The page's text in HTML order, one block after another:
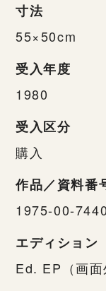
寸法
55×50cm
受入年度
1980
受入区分
購入
作品／資料番
1975-00-
エディション
Ed. EP（画面